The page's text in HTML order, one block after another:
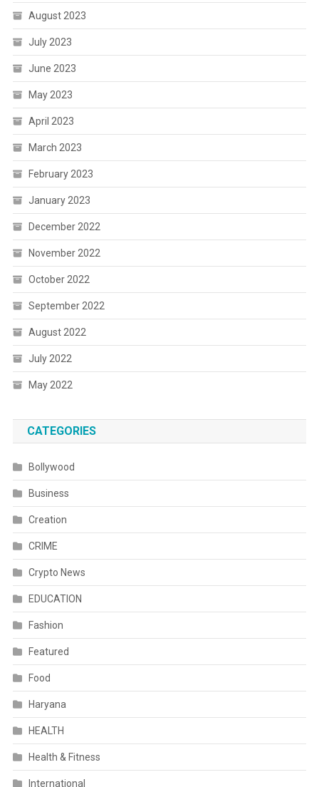
August 2023
July 2023
June 2023
May 2023
April 2023
March 2023
February 2023
January 2023
December 2022
November 2022
October 2022
September 2022
August 2022
July 2022
May 2022
CATEGORIES
Bollywood
Business
Creation
CRIME
Crypto News
EDUCATION
Fashion
Featured
Food
Haryana
HEALTH
Health & Fitness
International